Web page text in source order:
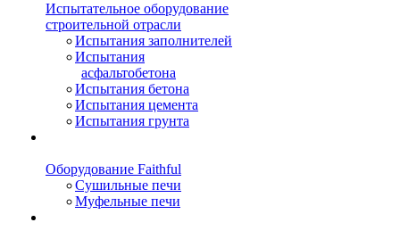
Испытательное оборудование
строительной отрасли
Испытания заполнителей
Испытания
асфальтобетона
Испытания бетона
Испытания цемента
Испытания грунта
Оборудование Faithful
Сушильные печи
Муфельные печи